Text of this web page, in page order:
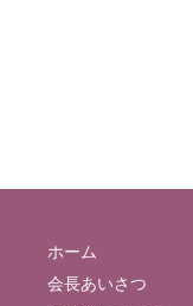
ホーム
会長あいさつ